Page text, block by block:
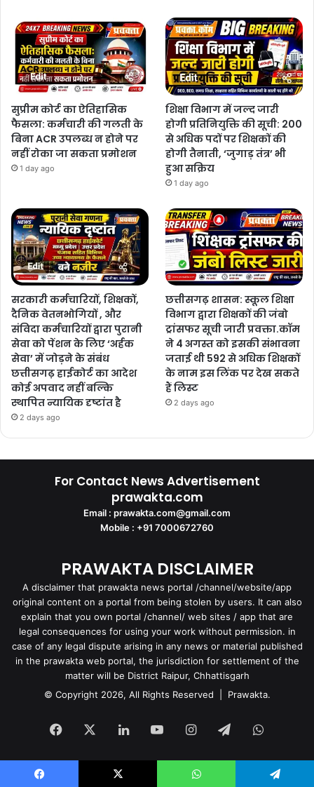
सुप्रीम कोर्ट का ऐतिहासिक
फैसला: कर्मचारी की गलती के
बिना ACR उपलब्ध न होने पर
नहीं रोका जा सकता प्रमोशन
1 day ago
शिक्षा विभाग में जल्द जारी
होगी प्रतिनियुक्ति की सूची: 200
से अधिक पदों पर शिक्षकों की
होगी तैनाती, ‘जुगाड़ तंत्र’ भी
हुआ सक्रिय
1 day ago
सरकारी कर्मचारियों, शिक्षकों,
दैनिक वेतनभोगियों , और
संविदा कर्मचारियों द्वारा पुरानी
सेवा को पेंशन के लिए ‘अर्हक
सेवा’ में जोड़ने के संबंध
छत्तीसगढ़ हाईकोर्ट का आदेश
कोई अपवाद नहीं बल्कि
स्थापित न्यायिक दृष्टांत है
2 days ago
छत्तीसगढ़ शासन: स्कूल शिक्षा
विभाग द्वारा शिक्षकों की जंबो
ट्रांसफर सूची जारी प्रवक्ता.कॉम
ने 4 अगस्त को इसकी संभावना
जताई थी 592 से अधिक शिक्षकों
के नाम इस लिंक पर देख सकते
हैं लिस्ट
2 days ago
For Contact News Advertisement
prawakta.com
Email : prawakta.com@gmail.com
Mobile : +91 7000672760
PRAWAKTA DISCLAIMER
A disclaimer that prawakta news portal /channel/website/app
original content on a portal from being stolen by users. It can also
explain that you own portal /channel/ web sites / app that are
legal consequences for using your work without permission. in
case of any legal dispute arising in any news or material published
in the prawakta web portal, the jurisdiction for settlement of the
matter will be District Raipur, Chhattisgarh
© Copyright 2026, All Rights Reserved | Prawakta.
Facebook LinkedInYouTubeInstagram
Telegram